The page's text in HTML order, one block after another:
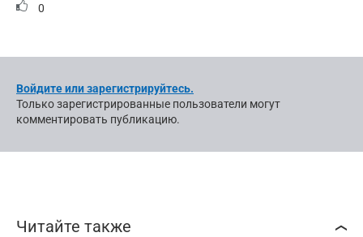
0
Войдите или зарегистрируйтесь.
Только зарегистрированные пользователи могут
комментировать публикацию.
Читайте также